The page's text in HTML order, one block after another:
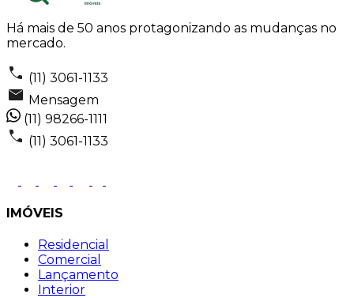
Há mais de 50 anos protagonizando as mudanças no
mercado.
(11) 3061-1133
Mensagem
(11) 98266-1111
(11) 3061-1133
IMÓVEIS
Residencial
Comercial
Lançamento
Interior